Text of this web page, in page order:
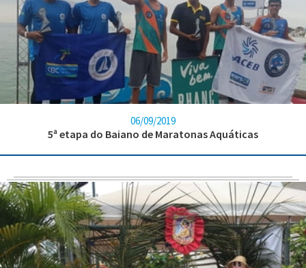
06/09/2019
5ª etapa do Baiano de Maratonas Aquáticas